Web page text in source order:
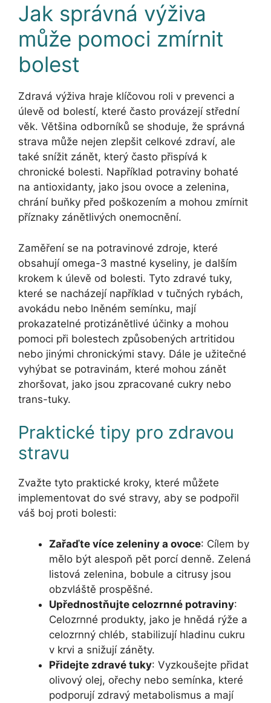
Jak správná výživa
může pomoci zmírnit
bolest
Zdravá výživa hraje klíčovou roli v prevenci a
úlevě od bolestí, které často provázejí střední
věk. Většina odborníků se shoduje, že správná
strava může nejen zlepšit celkové zdraví, ale
také snížit zánět, který často přispívá k
chronické bolesti. Například potraviny bohaté
na antioxidanty, jako jsou ovoce a zelenina,
chrání buňky před poškozením a mohou zmírnit
příznaky zánětlivých onemocnění.
Zaměření se na potravinové zdroje, které
obsahují omega-3 mastné kyseliny, je dalším
krokem k úlevě od bolesti. Tyto zdravé tuky,
které se nacházejí například v tučných rybách,
avokádu nebo lněném semínku, mají
prokazatelné protizánětlivé účinky a mohou
pomoci při bolestech způsobených artritidou
nebo jinými chronickými stavy. Dále je užitečné
vyhýbat se potravinám, které mohou zánět
zhoršovat, jako jsou zpracované cukry nebo
trans-tuky.
Praktické tipy pro zdravou
stravu
Zvažte tyto praktické kroky, které můžete
implementovat do své stravy, aby se podpořil
váš boj proti bolesti:
Zařaďte více zeleniny a ovoce: Cílem by
mělo být alespoň pět porcí denně. Zelená
listová zelenina, bobule a citrusy jsou
obzvláště prospěšné.
Upřednostňujte celozrnné potraviny:
Celozrnné produkty, jako je hnědá rýže a
celozrnný chléb, stabilizují hladinu cukru
v krvi a snižují záněty.
Přidejte zdravé tuky: Vyzkoušejte přidat
olivový olej, ořechy nebo semínka, které
podporují zdravý metabolismus a mají